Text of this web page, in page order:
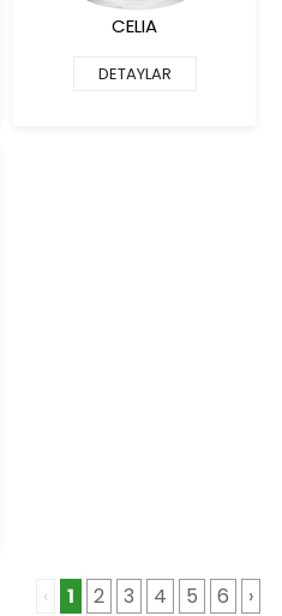
CELIA
DETAYLAR
‹ 1 2 3 4 5 6 ›